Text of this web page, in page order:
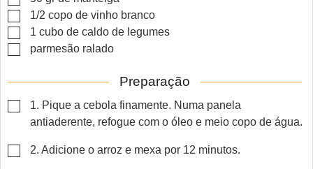
▢
1/2 copo de vinho branco
▢
1 cubo de caldo de legumes
▢
parmesão ralado
Preparação
▢
1. Pique a cebola finamente. Numa panela
antiaderente, refogue com o óleo e meio copo de água.
▢
2. Adicione o arroz e mexa por 12 minutos.